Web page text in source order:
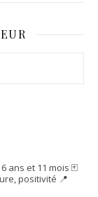
ans et 11 mois 🃏
positivité 📍